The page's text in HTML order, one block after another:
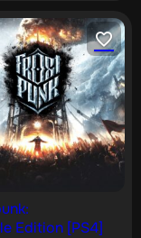
Edition [PS4]